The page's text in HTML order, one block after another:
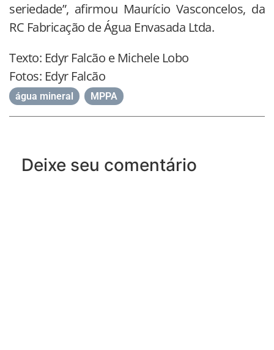
seriedade”, afirmou Maurício Vasconcelos, da
RC Fabricação de Água Envasada Ltda.
Texto: Edyr Falcão e Michele Lobo
Fotos: Edyr Falcão
água mineral MPPA
Deixe seu comentário